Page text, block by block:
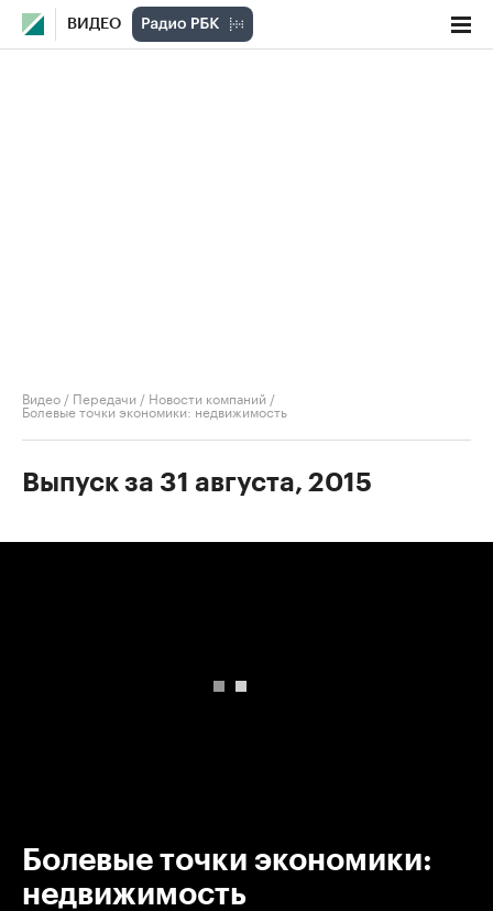
ВИДЕО
Видео / Передачи / Новости компаний /
Болевые точки экономики: недвижимость
Выпуск за 31 августа, 2015
Болевые точки экономики:
недвижимость